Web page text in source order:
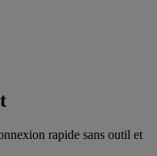
rapide sans outil et